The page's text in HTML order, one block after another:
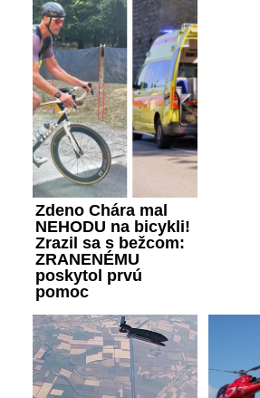
Zdeno Chára mal
NEHODU na bicykli!
Zrazil sa s bežcom:
ZRANENÉMU
poskytol prvú
pomoc